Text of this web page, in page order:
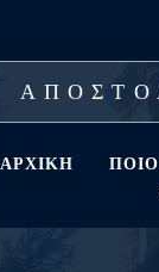
ΑΡΧΙΚΉ